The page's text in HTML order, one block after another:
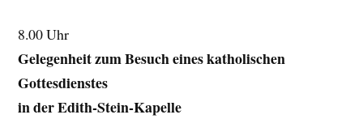
8.00 Uhr
Gelegenheit zum Besuch eines katholischen
Gottesdienstes
in der Edith-Stein-Kapelle